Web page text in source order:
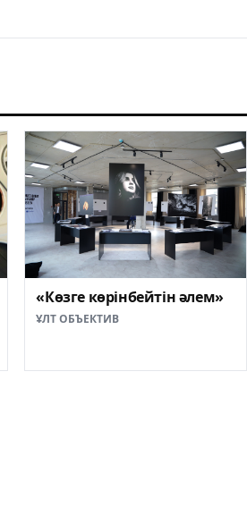
«Көзге көрінбейтін әлем»
ҰЛТ ОБЪЕКТИВ